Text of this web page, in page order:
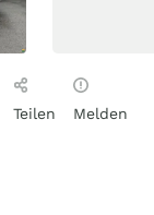
Teilen Melden